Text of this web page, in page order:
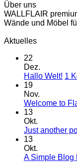
Über uns
WALLFLAIR
Wände und Möbel
Aktuelles
22
Dez.
Hallo Welt! 1
19
Nov.
Welcome to
13
Okt.
Just another
13
Okt.
A Simple Blog